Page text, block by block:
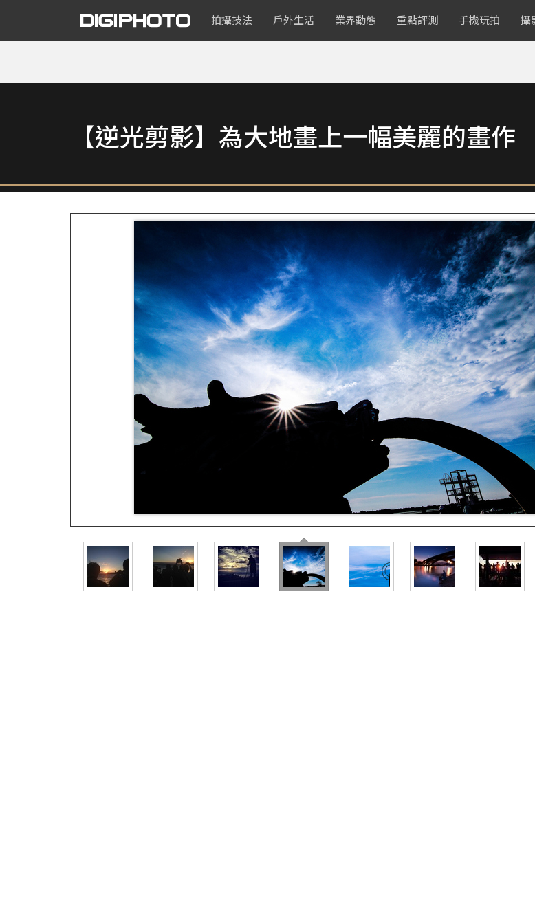
拍攝技法 戶外生活 業界動態 重點評測 手機玩拍 攝
【逆光剪影】為大地畫上一幅美麗的畫作